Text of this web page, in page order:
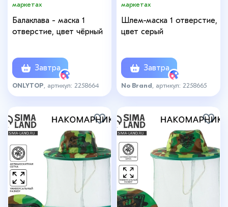
маркетах
Балаклава - маска 1
отверстие, цвет чёрный
Завтра
ONLYTOP , артикул: 2258664
маркетах
Шлем-маска 1 отверстие,
цвет серый
Завтра
No Brand , артикул: 2258665